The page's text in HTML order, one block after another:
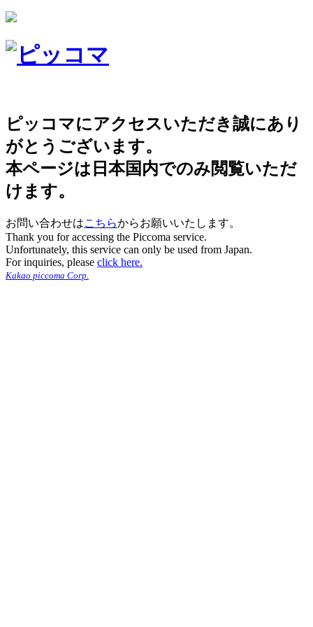
ピッコマにアクセスいただき誠にあり
がとうございます。
本ページは日本国内でのみ閲覧いただ
けます。
お問い合わせはこちらからお願いいたします。
Thank you for accessing the Piccoma service.
Unfortunately, this service can only be used from Japan.
For inquiries, please click here.
Kakao piccoma Corp.